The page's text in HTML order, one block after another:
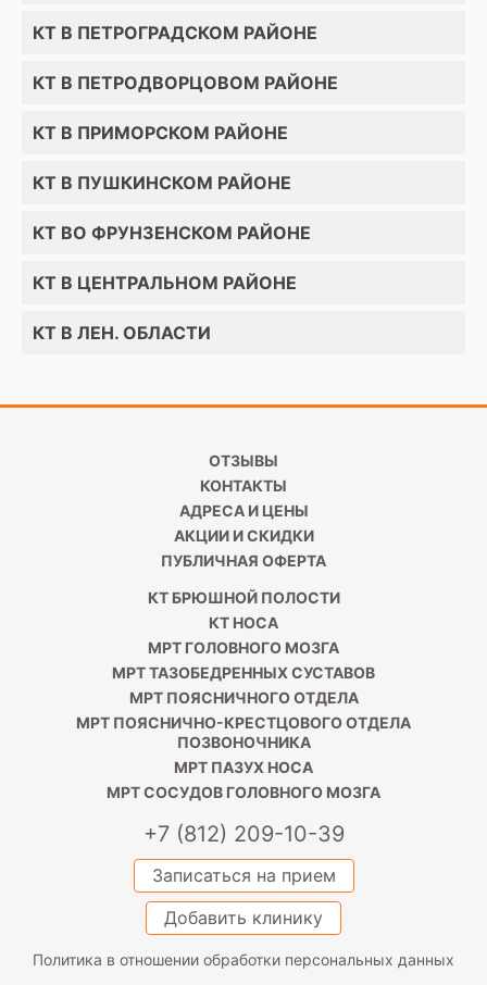
КТ В ПЕТРОГРАДСКОМ РАЙОНЕ
КТ В ПЕТРОДВОРЦОВОМ РАЙОНЕ
КТ В ПРИМОРСКОМ РАЙОНЕ
КТ В ПУШКИНСКОМ РАЙОНЕ
КТ ВО ФРУНЗЕНСКОМ РАЙОНЕ
КТ В ЦЕНТРАЛЬНОМ РАЙОНЕ
КТ В ЛЕН. ОБЛАСТИ
ОТЗЫВЫ
КОНТАКТЫ
АДРЕСА И ЦЕНЫ
АКЦИИ И СКИДКИ
ПУБЛИЧНАЯ ОФЕРТА
КТ БРЮШНОЙ ПОЛОСТИ
КТ НОСА
МРТ ГОЛОВНОГО МОЗГА
МРТ ТАЗОБЕДРЕННЫХ СУСТАВОВ
МРТ ПОЯСНИЧНОГО ОТДЕЛА
МРТ ПОЯСНИЧНО-КРЕСТЦОВОГО ОТДЕЛА
ПОЗВОНОЧНИКА
МРТ ПАЗУХ НОСА
МРТ СОСУДОВ ГОЛОВНОГО МОЗГА
+7 (812) 209-10-39
Записаться на прием
Добавить клинику
Политика в отношении обработки персональных данных